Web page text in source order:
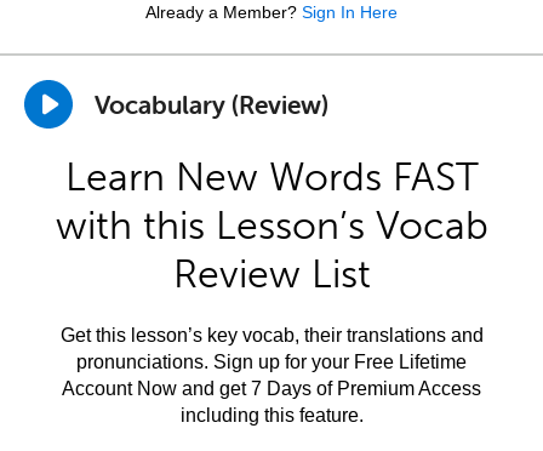
Already a Member? Sign In Here
Vocabulary (Review)
Learn New Words FAST
with this Lesson’s Vocab
Review List
Get this lesson’s key vocab, their translations and
pronunciations. Sign up for your Free Lifetime
Account Now and get 7 Days of Premium Access
including this feature.